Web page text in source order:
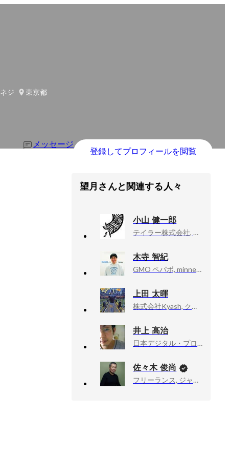
ジメントユニット・採用広報
東京都
メッセージ
登録してプロフィールを閲覧
望月さんと関連する人々
小山 健一郎
テイラー株式会社, コアチーム
木寺 智紀
GMO ペパボ, minne事業部 / UI Designer / Senior Design Lead
上田 太暉
株式会社Kyash, クレジット事業部 事業部長・プロダクトマネージャー
井上 高治
日本デジタル・プロセシング・システムズ株式会社, 取締役COO
佐々木 俊尚
フリーランス, ジャーナリスト・作家